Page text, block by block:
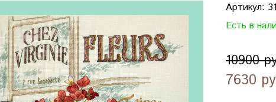
Артикул:
Есть в
10900
7630